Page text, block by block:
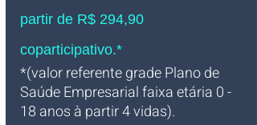
partir de R$ 294,90
coparticipativo.*
*(valor referente grade Plano de
Saúde Empresarial faixa etária 0 -
18 anos à partir 4 vidas).